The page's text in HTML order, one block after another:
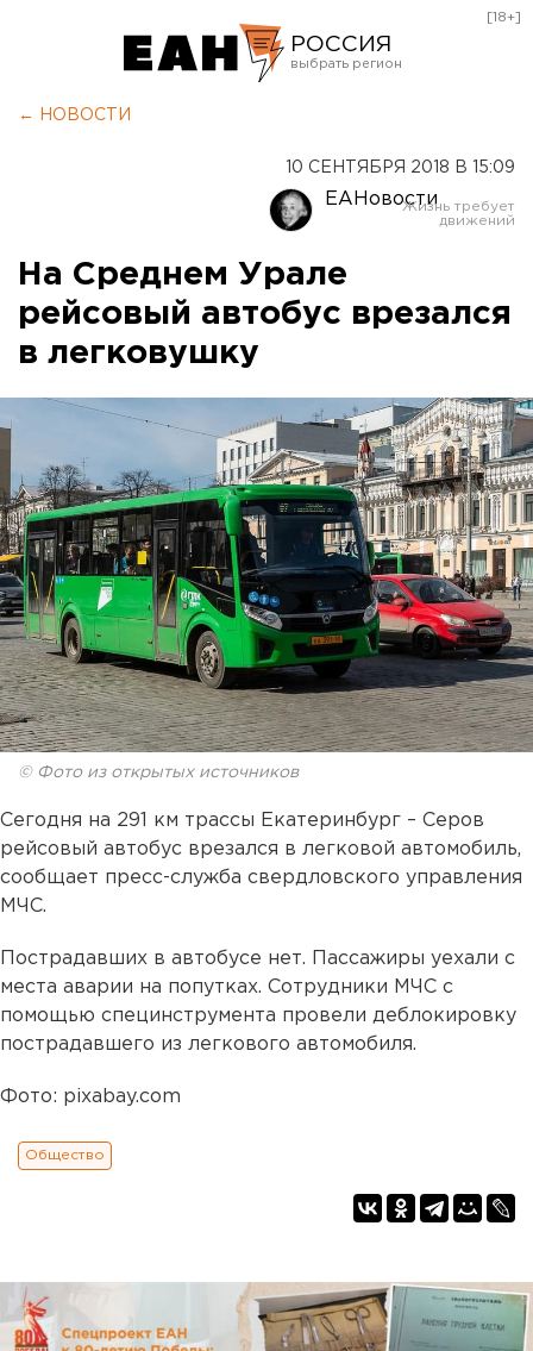
РОССИЯ
Оренбург
[18+]
← НОВОСТИ
10 СЕНТЯБРЯ 2018 В 15:09
ЕАНовости
На Среднем Урале
рейсовый автобус врезался
в легковушку
© Фото из открытых источников
Сегодня на 291 км трассы Екатеринбург – Серов
рейсовый автобус врезался в легковой автомобиль,
сообщает пресс-служба свердловского управления
МЧС.
Пострадавших в автобусе нет. Пассажиры уехали с
места аварии на попутках. Сотрудники МЧС с
помощью специнструмента провели деблокировку
пострадавшего из легкового автомобиля.
Фото: pixabay.com
Общество